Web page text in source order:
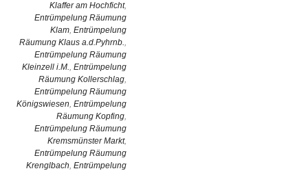
Klaffer am Hochficht,
Entrümpelung Räumung
Klam, Entrümpelung
Räumung Klaus a.d.Pyhrnb.,
Entrümpelung Räumung
Kleinzell i.M., Entrümpelung
Räumung Kollerschlag,
Entrümpelung Räumung
Königswiesen, Entrümpelung
Räumung Kopfing,
Entrümpelung Räumung
Kremsmünster Markt,
Entrümpelung Räumung
Krenglbach, Entrümpelung